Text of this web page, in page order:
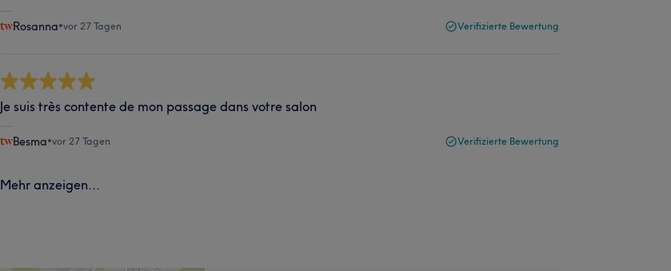
Rosanna•vor 27 Tagen Verifizierte Bewertung
Je suis très contente de mon passage dans votre salon
Besma•vor 27 Tagen Verifizierte Bewertung
Mehr anzeigen...